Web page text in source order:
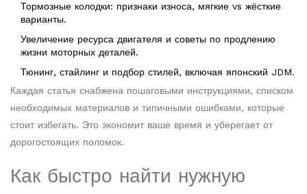
Тормозные колодки: признаки износа, мягкие vs жёсткие
варианты.
Увеличение ресурса двигателя и советы по продлению
жизни моторных деталей.
Тюнинг, стайлинг и подбор стилей, включая японский JDM.
Каждая статья снабжена пошаговыми инструкциями, списком
необходимых материалов и типичными ошибками, которые
стоит избегать. Это экономит ваше время и уберегает от
дорогостоящих поломок.
Как быстро найти нужную